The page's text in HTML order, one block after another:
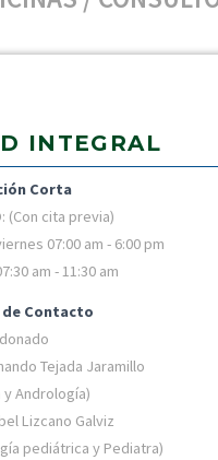
INTEGRAL
Corta
(Con cita previa)
07:00 am - 6:00 pm
am - 11:30 am
de Contacto
Tejada Jaramillo
y Andrología)
Lizcano Galviz
pediátrica y Pediatra)